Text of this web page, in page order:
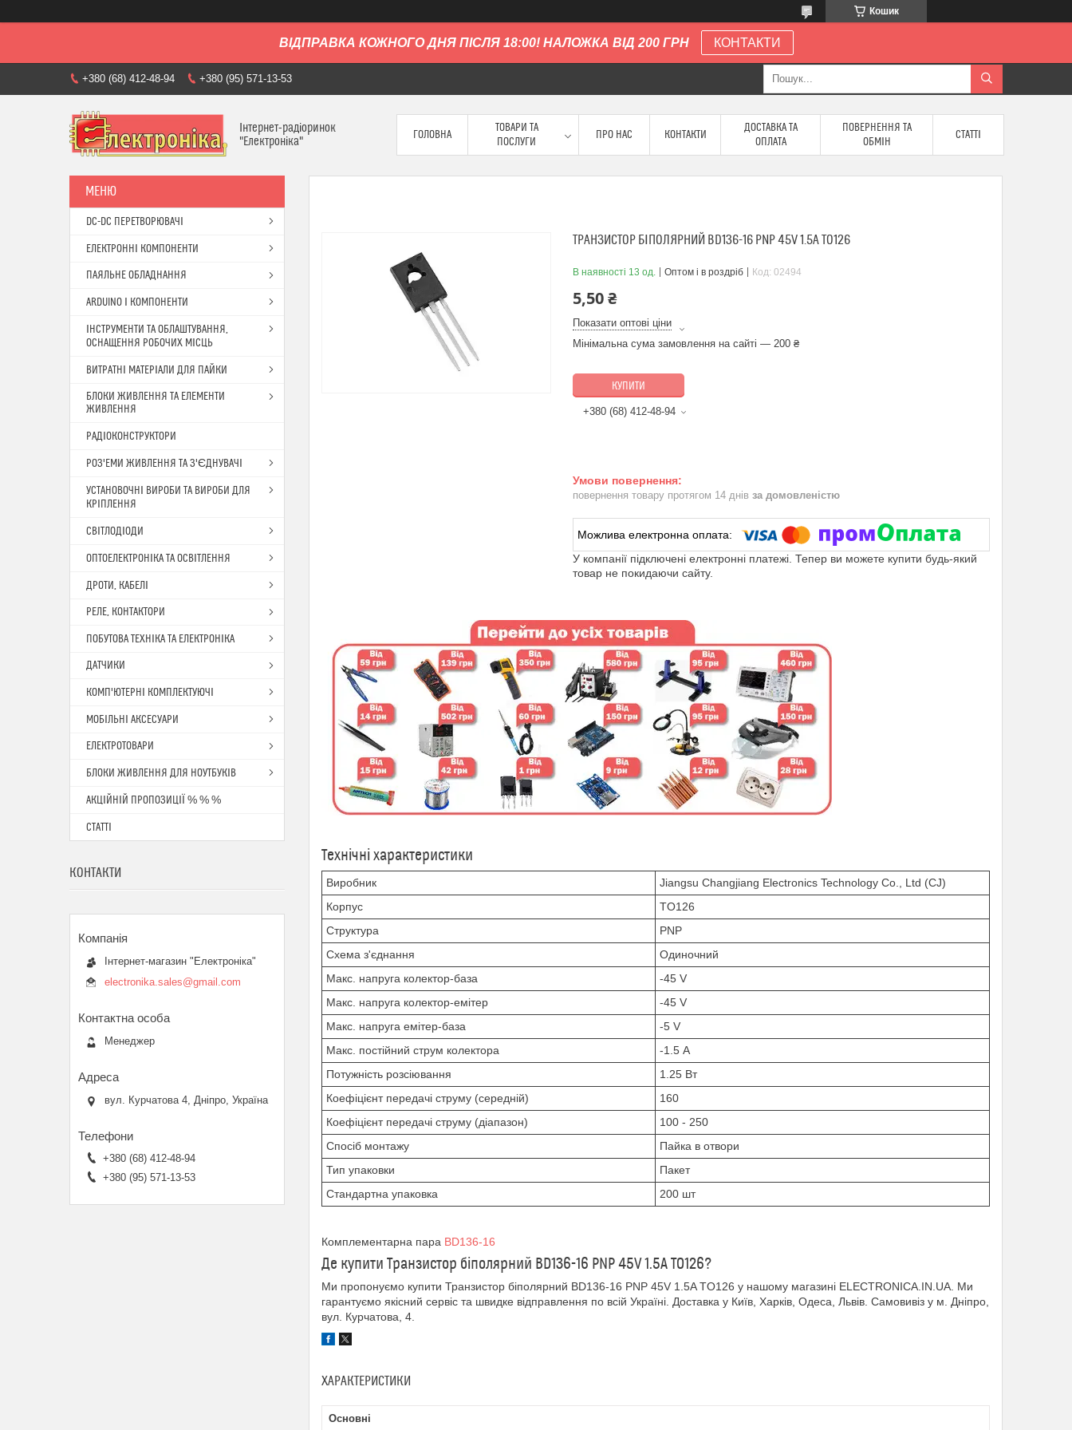
Кошик
ВІДПРАВКА КОЖНОГО ДНЯ ПІСЛЯ 18:00! НАЛОЖКА ВІД 200 ГРН КОНТАКТИ
+380 (68) 412-48-94 +380 (95) 571-13-53
Інтернет-радіоринок
"Електроніка"
ГОЛОВНА
ТОВАРИ ТА
ПОСЛУГИ
ПРО НАС КОНТАКТИ
ДОСТАВКА ТА
ОПЛАТА
ПОВЕРНЕННЯ ТА
ОБМІН
СТАТТІ
ТРАНЗИСТОР БІПОЛЯРНИЙ BD136-16 PNP 45V 1.5A TO126
В наявності 13 од. Оптом і в роздріб Код: 02494
5,50 ₴
Показати оптові ціни
Мінімальна сума замовлення на сайті — 200 ₴
КУПИТИ
+380 (68) 412-48-94
повернення товару протягом 14 днів за домовленістю
У компанії підключені електронні платежі. Тепер ви можете купити будь-який
товар не покидаючи сайту.
Технічні характеристики
Виробник
Jiangsu Changjiang Electronics Technology Co., Ltd (CJ)
Корпус
TO126
Структура
PNP
Схема з'єднання
Одиночний
Макс. напруга колектор-база
-45 V
Макс. напруга колектор-емітер
-45 V
Макс. напруга емітер-база
-5 V
Макс. постійний струм колектора
-1.5 А
Потужність розсіювання
1.25 Вт
Коефіцієнт передачі струму (середній)
160
Коефіцієнт передачі струму (діапазон)
100 - 250
Спосіб монтажу
Пайка в отвори
Тип упаковки
Пакет
Стандартна упаковка
200 шт
Комплементарна пара BD136-16
Де купити Транзистор біполярний BD136-16 PNP 45V 1.5A TO126?
Ми пропонуємо купити Транзистор біполярний BD136-16 PNP 45V 1.5A TO126 у нашому магазині ELECTRONICA.IN.UA. Ми
гарантуємо якісний сервіс та швидке відправлення по всій Україні. Доставка у Київ, Харків, Одеса, Львів. Самовивіз у м. Дніпро,
вул. Курчатова, 4.
ХАРАКТЕРИСТИКИ
Основні
DC-DC ПЕРЕТВОРЮВАЧІ
ЕЛЕКТРОННІ КОМПОНЕНТИ
ПАЯЛЬНЕ ОБЛАДНАННЯ
ARDUINO І КОМПОНЕНТИ
ІНСТРУМЕНТИ ТА ОБЛАШТУВАННЯ,
ОСНАЩЕННЯ РОБОЧИХ МІСЦЬ
ВИТРАТНІ МАТЕРІАЛИ ДЛЯ ПАЙКИ
БЛОКИ ЖИВЛЕННЯ ТА ЕЛЕМЕНТИ
ЖИВЛЕННЯ
РАДІОКОНСТРУКТОРИ
РОЗ'ЕМИ ЖИВЛЕННЯ ТА З'ЄДНУВАЧІ
УСТАНОВОЧНІ ВИРОБИ ТА ВИРОБИ ДЛЯ
КРІПЛЕННЯ
СВІТЛОДІОДИ
ОПТОЕЛЕКТРОНІКА ТА ОСВІТЛЕННЯ
ДРОТИ, КАБЕЛІ
РЕЛЕ, КОНТАКТОРИ
ПОБУТОВА ТЕХНІКА ТА ЕЛЕКТРОНІКА
ДАТЧИКИ
КОМП'ЮТЕРНІ КОМПЛЕКТУЮЧІ
МОБІЛЬНІ АКСЕСУАРИ
ЕЛЕКТРОТОВАРИ
БЛОКИ ЖИВЛЕННЯ ДЛЯ НОУТБУКІВ
АКЦІЙНІЙ ПРОПОЗИЦІЇ % % %
СТАТТІ
КОНТАКТИ
Інтернет-магазин "Електроніка"
electronika.sales@gmail.com
Менеджер
вул. Курчатова 4, Дніпро, Україна
+380 (68) 412-48-94
+380 (95) 571-13-53